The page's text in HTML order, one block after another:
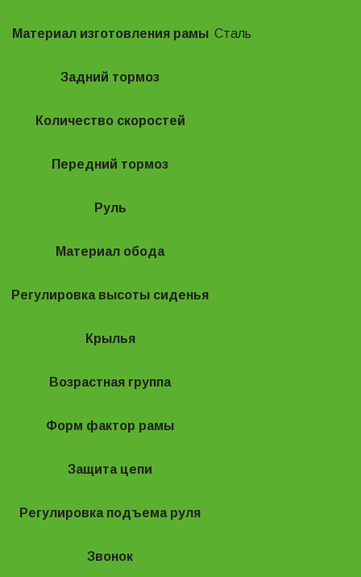
Материал изготовления рамы Сталь
Задний тормоз
Количество скоростей
Передний тормоз
Руль
Материал обода
Регулировка высоты сиденья
Крылья
Возрастная группа
Форм фактор рамы
Защита цепи
Регулировка подъема руля
Звонок